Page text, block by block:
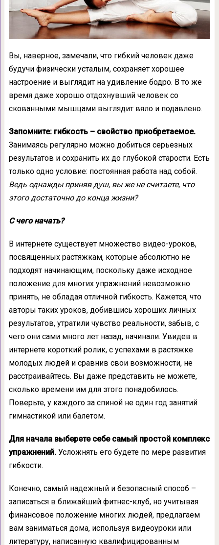
Вы, наверное, замечали, что гибкий человек даже
будучи физически усталым, сохраняет хорошее
настроение и выглядит на удивление бодро. В то же
время даже хорошо отдохнувший человек со
скованными мышцами выглядит вяло и подавлено.
Запомните: гибкость – свойство приобретаемое.
Занимаясь регулярно можно добиться серьезных
результатов и сохранить их до глубокой старости. Есть
только одно условие: постоянная работа над собой.
Ведь однажды приняв душ, вы же не считаете, что
этого достаточно до конца жизни?
С чего начать?
В интернете существует множество видео-уроков,
посвященных растяжкам, которые абсолютно не
подходят начинающим, поскольку даже исходное
положение для многих упражнений невозможно
принять, не обладая отличной гибкость. Кажется, что
авторы таких уроков, добившись хороших личных
результатов, утратили чувство реальности, забыв, с
чего они сами много лет назад, начинали. Увидев в
интернете короткий ролик, с успехами в растяжке
молодых людей и сравнив свои возможности, не
расстраивайтесь. Вы даже представить не можете,
сколько времени им для этого понадобилось.
Поверьте, у каждого за спиной не один год занятий
гимнастикой или балетом.
Для начала выберете себе самый простой комплекс
упражнений.Усложнять его будете по мере развития
гибкости.
Конечно, самый надежный и безопасный способ –
записаться в ближайший фитнес-клуб, но учитывая
финансовое положение многих людей, предлагаем
вам заниматься дома, используя видеоуроки или
литературу, написанную квалифицированным